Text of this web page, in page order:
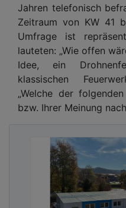
Jahren telefonisch
Zeitraum von KW 41
Umfrage ist
lauteten: „Wie offen
Idee, ein
klassischen
„Welche der
bzw. Ihrer Meinung